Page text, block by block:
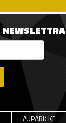
AUPARK KE